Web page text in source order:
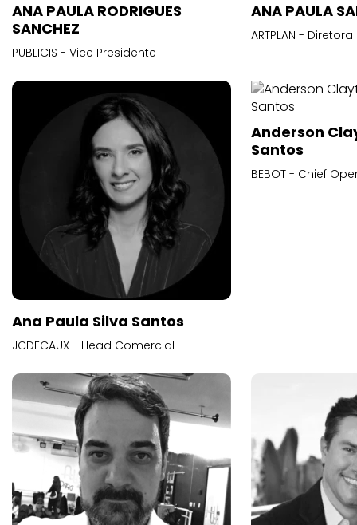
ANA PAULA RODRIGUES
SANCHEZ
PUBLICIS - Vice Presidente
ANA PAULA
ARTPLAN -
Ana Paula Silva Santos
JCDECAUX - Head Comercial
Anderson
Santos
BEBOT - Chief